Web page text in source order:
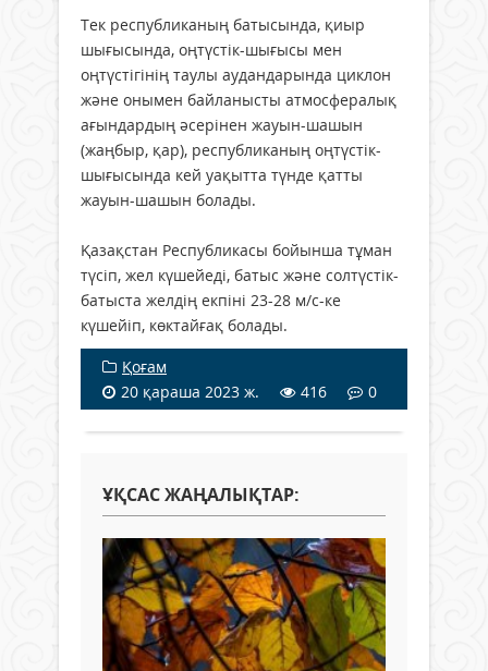
Тек республиканың батысында, қиыр
шығысында, оңтүстік-шығысы мен
оңтүстігінің таулы аудандарында циклон
және онымен байланысты атмосфералық
ағындардың әсерінен жауын-шашын
(жаңбыр, қар), республиканың оңтүстік-
шығысында кей уақытта түнде қатты
жауын-шашын болады.
Қазақстан Республикасы бойынша тұман
түсіп, жел күшейеді, батыс және солтүстік-
батыста желдің екпіні 23-28 м/с-ке
күшейіп, көктайғақ болады.
Қоғам
20 қараша 2023 ж.
416 0
ҰҚСАС ЖАҢАЛЫҚТАР: